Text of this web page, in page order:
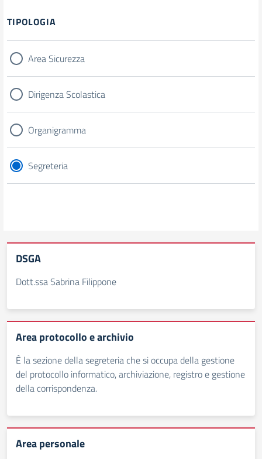
TIPOLOGIA
Area Sicurezza
Dirigenza Scolastica
Organigramma
Segreteria
DSGA
Dott.ssa Sabrina Filippone
Area protocollo e archivio
È la sezione della segreteria che si occupa della gestione
del protocollo informatico, archiviazione, registro e gestione
della corrispondenza.
Area personale